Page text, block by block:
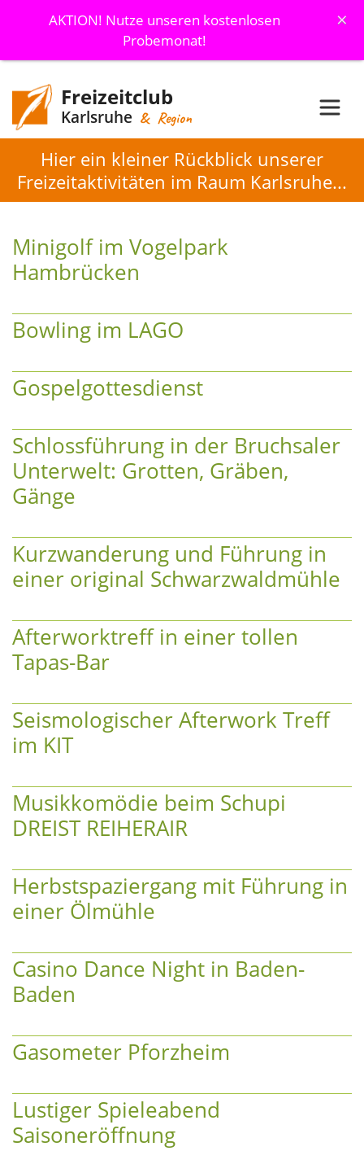
AKTION! Nutze unseren kostenlosen
Probemonat!
×
Freizeitclub
Karlsruhe & Region
Hier ein kleiner Rückblick unserer
Freizeitaktivitäten im Raum Karlsruhe...
Minigolf im Vogelpark
Hambrücken
Bowling im LAGO
Gospelgottesdienst
Schlossführung in der Bruchsaler
Unterwelt: Grotten, Gräben,
Gänge
Kurzwanderung und Führung in
einer original Schwarzwaldmühle
Afterworktreff in einer tollen
Tapas-Bar
Seismologischer Afterwork Treff
im KIT
Musikkomödie beim Schupi
DREIST REIHERAIR
Herbstspaziergang mit Führung in
einer Ölmühle
Casino Dance Night in Baden-
Baden
Gasometer Pforzheim
Lustiger Spieleabend
Saisoneröffnung